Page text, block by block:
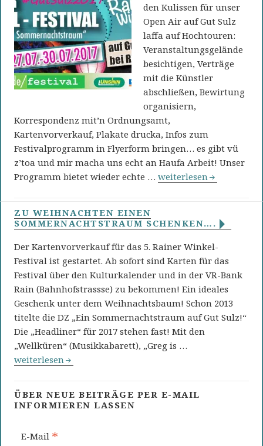
den Kulissen für unser
Open Air auf Gut Sulz
laffa auf Hochtouren:
Veranstaltungsgelände
besichtigen, Verträge
mit die Künstler
abschließen, Bewirtung
organisiern,
Korrespondenz mit’n Ordnungsamt,
Kartenvorverkauf, Plakate drucka, Infos zum
Festivalprogramm in Flyerform bringen… es gibt vü
z’toa und mir macha uns echt an Haufa Arbeit! Unser
Programm bietet wieder echte …Auf gehts zum 5.
weiterlesen
ZU WEIHNACHTEN EINEN
SOMMERNACHTSTRAUM SCHENKEN….
Der Kartenvorverkauf für das 5. Rainer Winkel-
Festival ist gestartet. Ab sofort sind Karten für das
Festival über den Kulturkalender und in der VR-Bank
Rain (Bahnhofstrassse) zu bekommen! Ein ideales
Geschenk unter dem Weihnachtsbaum! Schon 2013
titelte die DZ „Ein Sommernachtstraum auf Gut Sulz!“
Die „Headliner“ für 2017 stehen fast! Mit den
„Wellküren“ (Musikkabarett), „Greg is …
Zu Weihnachten einen Sommernachtstraum schenken….
weiterlesen
ÜBER NEUE BEITRÄGE PER E-MAIL
INFORMIEREN LASSEN
E-Mail *